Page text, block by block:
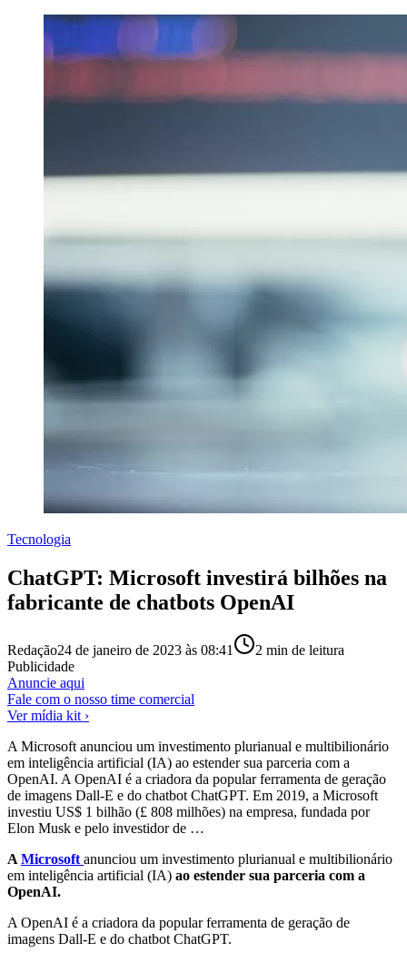
Tecnologia
ChatGPT: Microsoft investirá bilhões na
fabricante de chatbots OpenAI
Redação24 de janeiro de 2023 às 08:41 2 min de leitura
Publicidade
Anuncie aqui
Fale com o nosso time comercial
Ver mídia kit ›
A Microsoft anunciou um investimento plurianual e multibilionário
em inteligência artificial (IA) ao estender sua parceria com a
OpenAI. A OpenAI é a criadora da popular ferramenta de geração
de imagens Dall-E e do chatbot ChatGPT. Em 2019, a Microsoft
investiu US$ 1 bilhão (£ 808 milhões) na empresa, fundada por
Elon Musk e pelo investidor de …
A Microsoft anunciou um investimento plurianual e multibilionário
em inteligência artificial (IA) ao estender sua parceria com a
OpenAI.
A OpenAI é a criadora da popular ferramenta de geração de
imagens Dall-E e do chatbot ChatGPT.